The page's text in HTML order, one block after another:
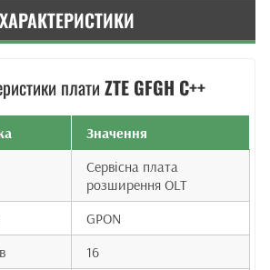
ХАРАКТЕРИСТИКИ
плати ZTE GFGH C++
Значення
Сервісна плата
розширення OLT
GPON
16